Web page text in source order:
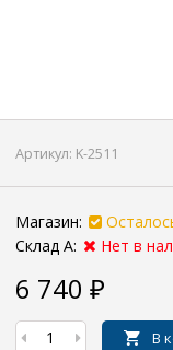
Артикул: K-2511
Магазин:
Склад А:
Нет в
6 740 ₽
В